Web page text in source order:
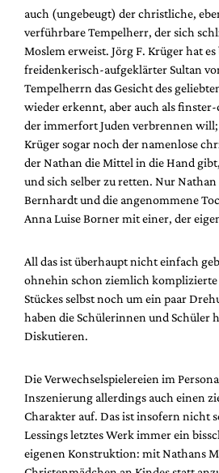
auch (ungebeugt) der christliche,
verführbare Tempelherr, der sich
Moslem erweist. Jörg F. Krüger hat
freidenkerisch-aufgeklärter Sultan
Tempelherrn das Gesicht des
wieder erkennt, aber auch als
der immerfort Juden verbrennen
Krüger sogar noch der namenlose
der Nathan die Mittel in die Hand
und sich selber zu retten. Nur Nathan
Bernhardt und die angenommene
Anna Luise Borner mit einer, der
All das ist überhaupt nicht einfach
ohnehin schon ziemlich
Stückes selbst noch um ein paar
haben die Schülerinnen und Schüler
Diskutieren.
Die Verwechselspielereien im
Inszenierung allerdings auch einen
Charakter auf. Das ist insofern nicht
Lessings letztes Werk immer ein
eigenen Konstruktion: mit Nathans